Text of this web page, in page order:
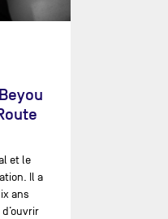
et le
Il a
ans